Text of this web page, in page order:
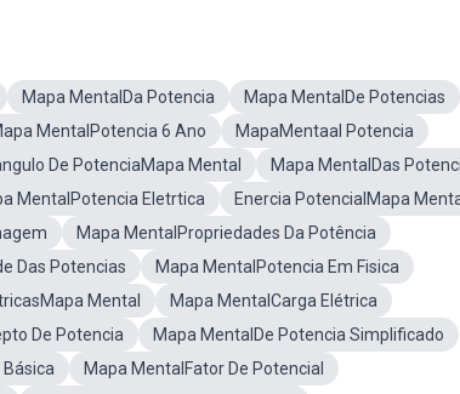
Mapa MentalDa Potencia
Mapa MentalDe Potencias
MentalPotencia 6 Ano
MapaMentaal Potencia
De PotenciaMapa Mental
Mapa MentalDas
MentalPotencia Eletrtica
Enercia PotencialMapa
Mapa MentalPropriedades Da Potência
Das Potencias
Mapa MentalPotencia Em Fisica
Mental
Mapa MentalCarga Elétrica
De Potencia
Mapa MentalDe Potencia Simplificado
Mapa MentalFator De Potencial